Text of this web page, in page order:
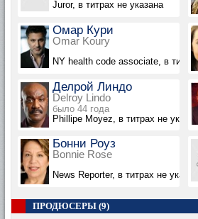
Juror, в титрах не указана
Омар Кури
Omar Koury
NY health code associate, в
Делрой Линдо
Delroy Lindo
было 44 года
Phillipe Moyez, в титрах не указан
Бонни Роуз
Bonnie Rose
News Reporter, в титрах не указана
ПРОДЮСЕРЫ (9)